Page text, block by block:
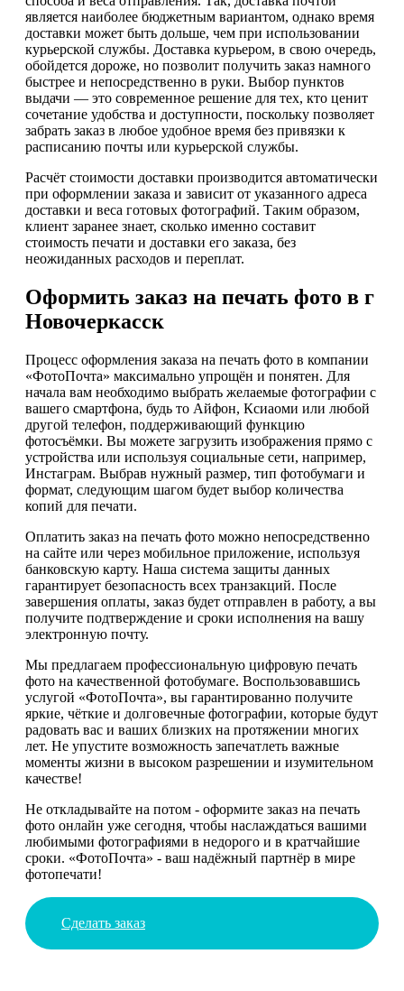
является наиболее бюджетным вариантом, однако время
доставки может быть дольше, чем при использовании
курьерской службы. Доставка курьером, в свою очередь,
обойдется дороже, но позволит получить заказ намного
быстрее и непосредственно в руки. Выбор пунктов
выдачи — это современное решение для тех, кто ценит
сочетание удобства и доступности, поскольку позволяет
забрать заказ в любое удобное время без привязки к
расписанию почты или курьерской службы.
Расчёт стоимости доставки производится автоматически
при оформлении заказа и зависит от указанного адреса
доставки и веса готовых фотографий. Таким образом,
клиент заранее знает, сколько именно составит
стоимость печати и доставки его заказа, без
неожиданных расходов и переплат.
Оформить заказ на печать фото в г
Новочеркасск
Процесс оформления заказа на печать фото в компании
«ФотоПочта» максимально упрощён и понятен. Для
начала вам необходимо выбрать желаемые фотографии с
вашего смартфона, будь то Айфон, Ксиаоми или любой
другой телефон, поддерживающий функцию
фотосъёмки. Вы можете загрузить изображения прямо с
устройства или используя социальные сети, например,
Инстаграм. Выбрав нужный размер, тип фотобумаги и
формат, следующим шагом будет выбор количества
копий для печати.
Оплатить заказ на печать фото можно непосредственно
на сайте или через мобильное приложение, используя
банковскую карту. Наша система защиты данных
гарантирует безопасность всех транзакций. После
завершения оплаты, заказ будет отправлен в работу, а вы
получите подтверждение и сроки исполнения на вашу
электронную почту.
Мы предлагаем профессиональную цифровую печать
фото на качественной фотобумаге. Воспользовавшись
услугой «ФотоПочта», вы гарантированно получите
яркие, чёткие и долговечные фотографии, которые будут
радовать вас и ваших близких на протяжении многих
лет. Не упустите возможность запечатлеть важные
моменты жизни в высоком разрешении и изумительном
качестве!
Не откладывайте на потом - оформите заказ на печать
фото онлайн уже сегодня, чтобы наслаждаться вашими
любимыми фотографиями в недорого и в кратчайшие
сроки. «ФотоПочта» - ваш надёжный партнёр в мире
фотопечати!
Сделать заказ